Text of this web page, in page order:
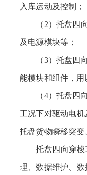
入库运动及控制；
（2）托盘
及电源模块等；
（3）托盘四
能模块和组件，
（4）托盘四
工况下对驱动电
托盘货物瞬移突变
托盘四向穿
理、数据维护、